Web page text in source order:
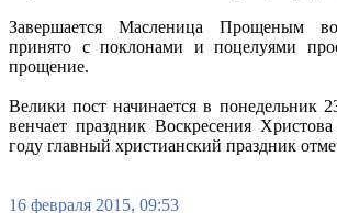
Завершается Масленица Прощеным
принято с поклонами и поцелуями
прощение.
Велики пост начинается в понедельник
венчает праздник Воскресения
году главный христианский праздник
16 февраля 2015, 09:53